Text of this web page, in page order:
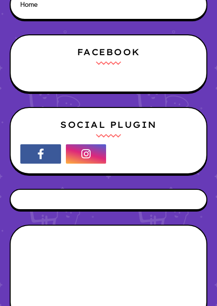
Home
FACEBOOK
SOCIAL PLUGIN